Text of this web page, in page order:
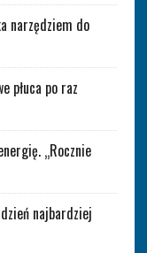
narzędziem do
płuca po raz
„Rocznie
najbardziej